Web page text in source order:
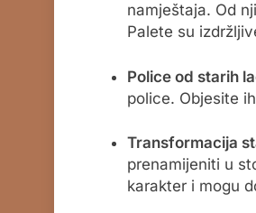
namještaja. Od
Palete su
Police od starih
police. Objesite
Transformacija
prenamijeniti u
karakter i mogu